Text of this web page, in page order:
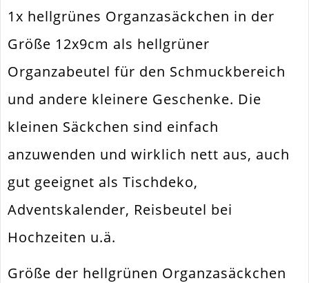
1x hellgrünes Organzasäckchen in der
Größe 12x9cm als hellgrüner
Organzabeutel für den Schmuckbereich
und andere kleinere Geschenke. Die
kleinen Säckchen sind einfach
anzuwenden und wirklich nett aus, auch
gut geeignet als Tischdeko,
Adventskalender, Reisbeutel bei
Hochzeiten u.ä.
Größe der hellgrünen Organzasäckchen